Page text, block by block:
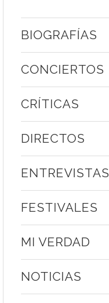
BIOGRAFÍAS
CONCIERTOS
CRÍTICAS
DIRECTOS
ENTREVISTAS
FESTIVALES
MI VERDAD
NOTICIAS